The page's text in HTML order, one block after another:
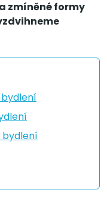
zmíněné formy
bydlení